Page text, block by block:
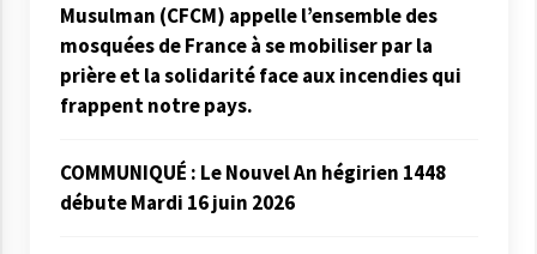
Musulman (CFCM) appelle l’ensemble des
mosquées de France à se mobiliser par la
prière et la solidarité face aux incendies qui
frappent notre pays.
COMMUNIQUÉ : Le Nouvel An hégirien 1448
débute Mardi 16 juin 2026